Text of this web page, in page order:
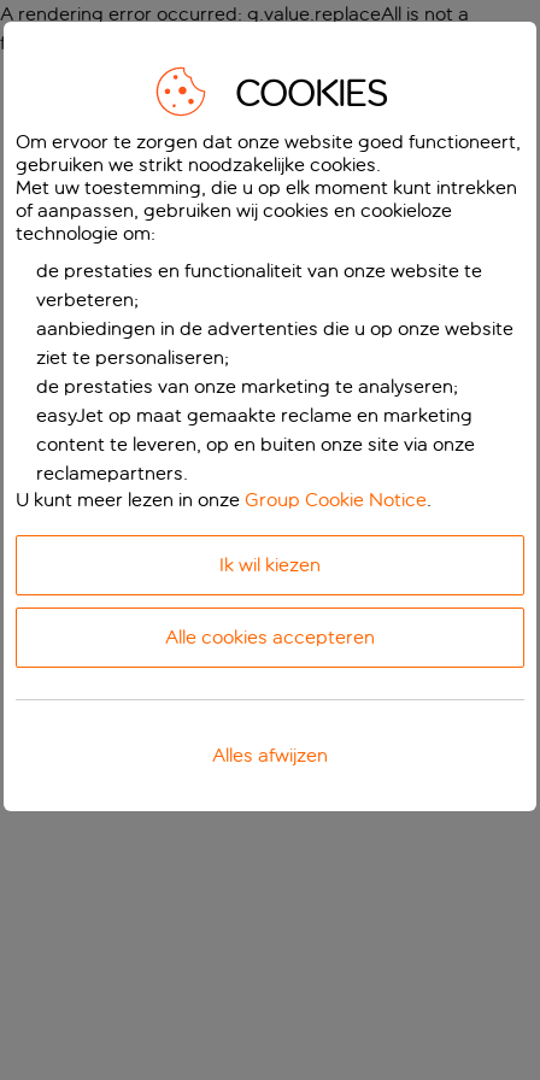
A rendering error occurred: g.value.replaceAll is not a
function
COOKIES
Om ervoor te zorgen dat onze website goed functioneert,
gebruiken we strikt noodzakelijke cookies.
Met uw toestemming, die u op elk moment kunt intrekken
of aanpassen, gebruiken wij cookies en cookieloze
technologie om:
de prestaties en functionaliteit van onze website te
verbeteren;
aanbiedingen in de advertenties die u op onze website
ziet te personaliseren;
de prestaties van onze marketing te analyseren;
easyJet op maat gemaakte reclame en marketing
content te leveren, op en buiten onze site via onze
reclamepartners.
U kunt meer lezen in onzeGroup Cookie Notice.
Ik wil kiezen
Alle cookies accepteren
Alles afwijzen